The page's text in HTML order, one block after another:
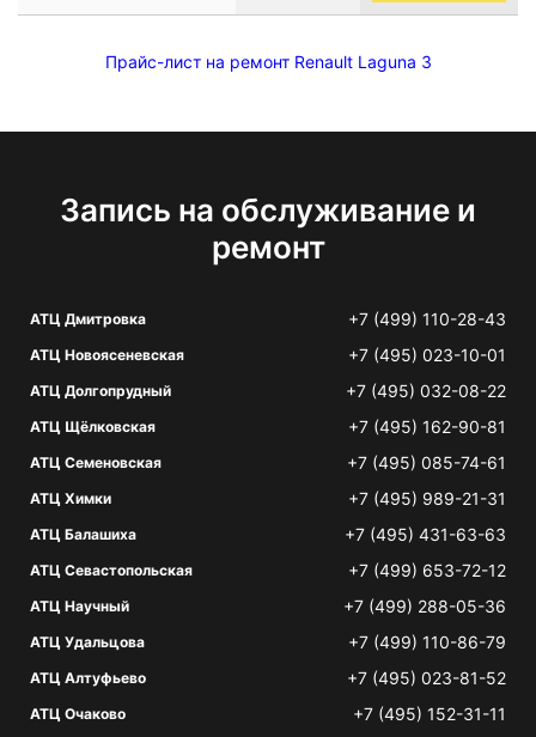
Прайс-лист на ремонт Renault Laguna 3
Запись на обслуживание и
ремонт
АТЦ Дмитровка +7 (499) 110-28-43
АТЦ Новоясеневская +7 (495) 023-10-01
АТЦ Долгопрудный +7 (495) 032-08-22
АТЦ Щёлковская +7 (495) 162-90-81
АТЦ Семеновская +7 (495) 085-74-61
АТЦ Химки +7 (495) 989-21-31
АТЦ Балашиха +7 (495) 431-63-63
АТЦ Севастопольская +7 (499) 653-72-12
АТЦ Научный +7 (499) 288-05-36
АТЦ Удальцова +7 (499) 110-86-79
АТЦ Алтуфьево +7 (495) 023-81-52
АТЦ Очаково +7 (495) 152-31-11